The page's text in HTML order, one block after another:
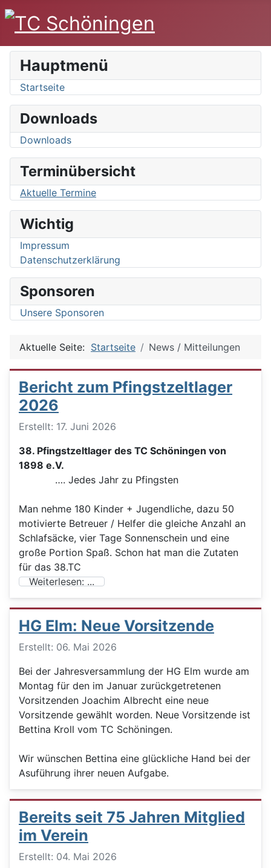
Hauptmenü
Startseite
Downloads
Downloads
Terminübersicht
Aktuelle Termine
Wichtig
Impressum
Datenschutzerklärung
Sponsoren
Unsere Sponsoren
Aktuelle Seite: Startseite News / Mitteilungen
Bericht zum Pfingstzeltlager
2026
Details
Erstellt: 17. Juni 2026
38. Pfingstzeltlager des TC Schöningen von
1898 e.V.
…. Jedes Jahr zu Pfingsten
Man nehme 180 Kinder + Jugendliche, dazu 50
motivierte Betreuer / Helfer die gleiche Anzahl an
Schlafsäcke, vier Tage Sonnenschein und eine
große Portion Spaß. Schon hat man die Zutaten
für das 38.TC
Weiterlesen: ...
HG Elm: Neue Vorsitzende
Details
Erstellt: 06. Mai 2026
Bei der Jahresversammlung der HG Elm wurde am
Montag für den im Januar zurückgetretenen
Vorsitzenden Joachim Albrecht eine neue
Vorsitzende gewählt worden. Neue Vorsitzende ist
Bettina Kroll vom TC Schöningen.
Wir wünschen Bettina eine glückliche Hand bei der
Asuführung ihrer neuen Aufgabe.
Bereits seit 75 Jahren Mitglied
im Verein
Details
Erstellt: 04. Mai 2026